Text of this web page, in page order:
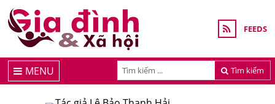
FEEDS
Tìm kiếm
MENU